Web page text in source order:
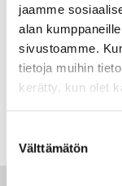
jaamme
alan
sivustoamme.
tietoja muihin
kerätty, kun olet
valinta
Välttämätön